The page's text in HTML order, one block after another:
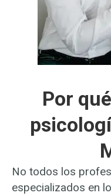
Por
No todos los
especializados en